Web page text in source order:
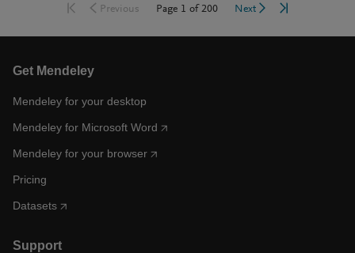
Go to first pageGo to previous page
Previous Page 1 of 200 Go to next page
Next Go to last
Get Mendeley
Mendeley for your desktop
Mendeley for Microsoft Word
Mendeley for your browser
Pricing
Datasets
Support